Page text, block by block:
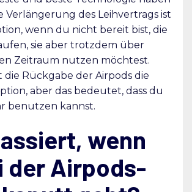
Verlängerung des Leihvertrags ist
wenn du nicht bereit bist, die
sie aber trotzdem über
Zeitraum nutzen möchtest.
die Rückgabe der Airpods die
aber das bedeutet, dass du
benutzen kannst.
wenn
der Airpods-